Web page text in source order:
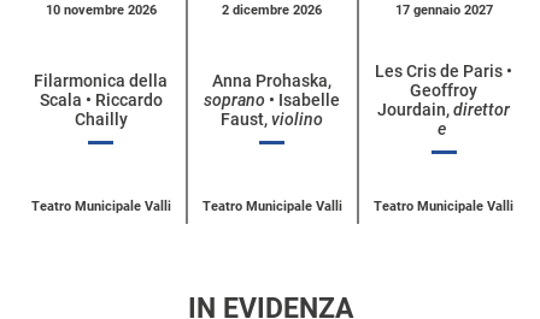
categoria
10 novembre 2026
Filarmonica della
Scala • Riccardo
Chailly
Teatro Municipale Valli
2 dicembre 2026
Anna Prohaska,
soprano • Isabelle
Faust,violino
Teatro Municipale Valli
17 gennaio 2027
Les Cris de Paris •
Geoffroy
Jourdain,direttor
e
Teatro Municipale Valli
IN EVIDENZA